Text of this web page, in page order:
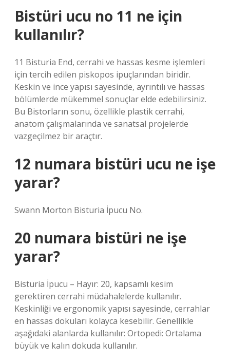
Bistüri ucu no 11 ne için
kullanılır?
11 Bisturia End, cerrahi ve hassas kesme işlemleri
için tercih edilen piskopos ipuçlarından biridir.
Keskin ve ince yapısı sayesinde, ayrıntılı ve hassas
bölümlerde mükemmel sonuçlar elde edebilirsiniz.
Bu Bistorların sonu, özellikle plastik cerrahi,
anatom çalışmalarında ve sanatsal projelerde
vazgeçilmez bir araçtır.
12 numara bistüri ucu ne işe
yarar?
Swann Morton Bisturia İpucu No.
20 numara bistüri ne işe
yarar?
Bisturia İpucu – Hayır: 20, kapsamlı kesim
gerektiren cerrahi müdahalelerde kullanılır.
Keskinliği ve ergonomik yapısı sayesinde, cerrahlar
en hassas dokuları kolayca kesebilir. Genellikle
aşağıdaki alanlarda kullanılır: Ortopedi: Ortalama
büyük ve kalın dokuda kullanılır.